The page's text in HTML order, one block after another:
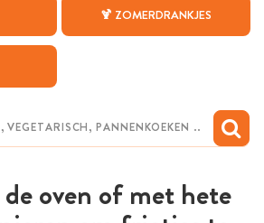
🍹 ZOMERDRANKJES
oven of met hete